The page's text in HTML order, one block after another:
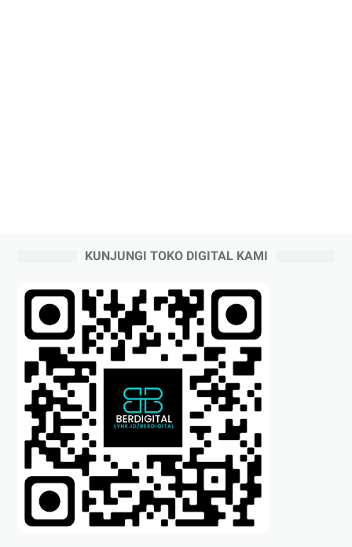
KUNJUNGI TOKO DIGITAL KAMI